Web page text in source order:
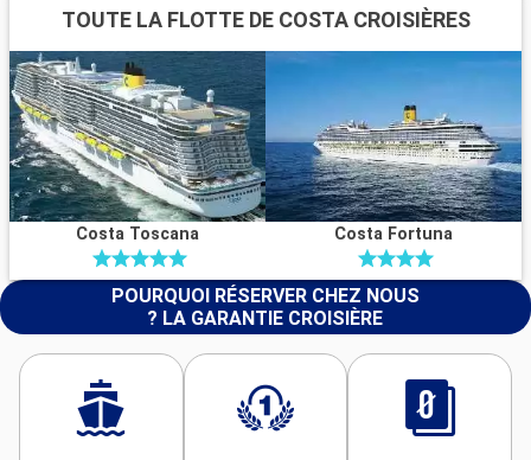
TOUTE LA FLOTTE DE COSTA CROISIÈRES
Costa Toscana Costa Fortuna
POURQUOI RÉSERVER CHEZ NOUS
? LA GARANTIE CROISIÈRE